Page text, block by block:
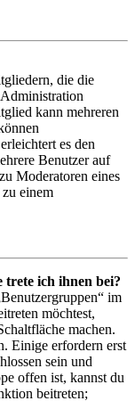
die die
kann mehreren
es den
Benutzer auf
Moderatoren eines
einem
ich ihnen bei?
im
möchtest,
machen.
Einige erfordern erst
sein und
offen ist, kannst du
beitreten;